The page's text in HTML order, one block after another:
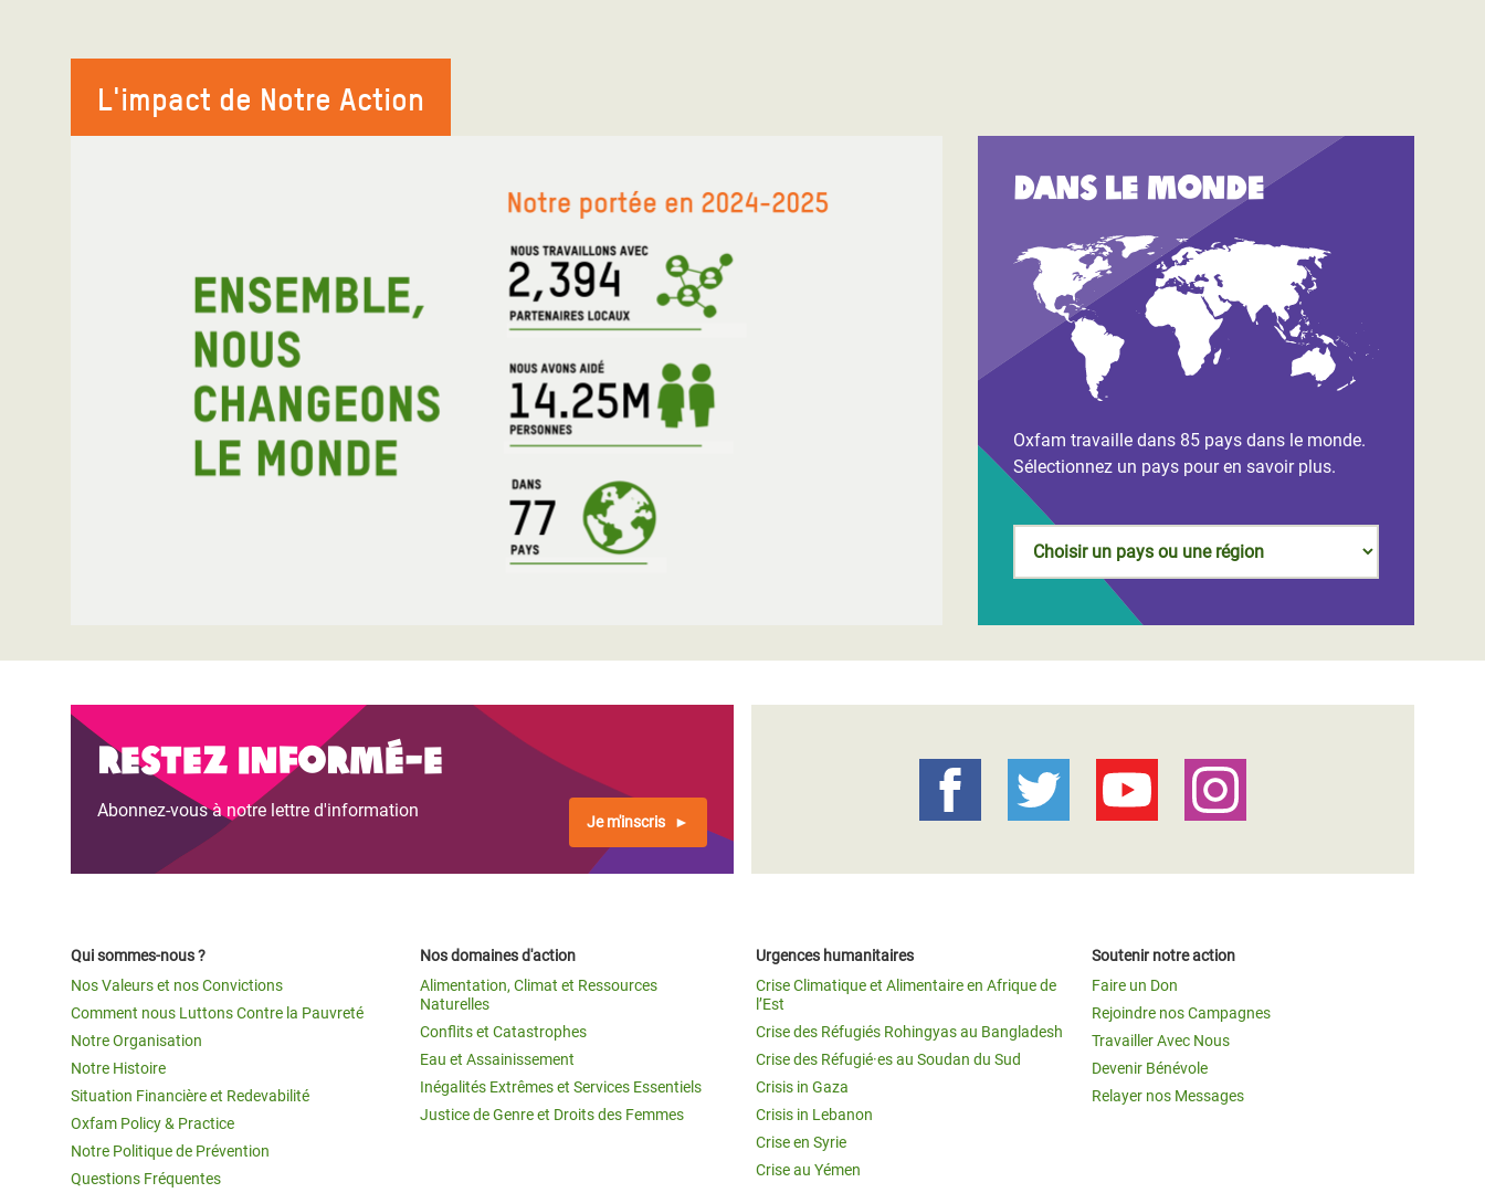
L'impact de Notre Action
Dans le monde
Oxfam travaille dans 85 pays dans le monde.
Sélectionnez un pays pour en savoir plus.
Restez informé-e
Abonnez-vous à notre lettre d'information
Je m'inscris
Qui sommes-nous ?
Nos Valeurs et nos Convictions
Comment nous Luttons Contre la Pauvreté
Notre Organisation
Notre Histoire
Situation Financière et Redevabilité
Oxfam Policy & Practice
Notre Politique de Prévention
Questions Fréquentes
Nos domaines d'action
Alimentation, Climat et Ressources
Naturelles
Conflits et Catastrophes
Eau et Assainissement
Inégalités Extrêmes et Services Essentiels
Justice de Genre et Droits des Femmes
Urgences humanitaires
Crise Climatique et Alimentaire en Afrique de
l’Est
Crise des Réfugiés Rohingyas au Bangladesh
Crise des Réfugié·es au Soudan du Sud
Crisis in Gaza
Crisis in Lebanon
Crise en Syrie
Crise au Yémen
Soutenir notre action
Faire un Don
Rejoindre nos Campagnes
Travailler Avec Nous
Devenir Bénévole
Relayer nos Messages